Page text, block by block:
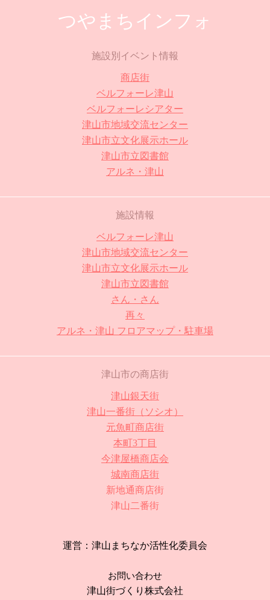
つやまちインフォ
施設別イベント情報
商店街
ベルフォーレ津山
ベルフォーレシアター
津山市地域交流センター
津山市立文化展示ホール
津山市立図書館
アルネ・津山
施設情報
ベルフォーレ津山
津山市地域交流センター
津山市立文化展示ホール
津山市立図書館
さん・さん
再々
アルネ・津山 フロアマップ・駐車場
津山市の商店街
津山銀天街
津山一番街（ソシオ）
元魚町商店街
本町3丁目
今津屋橋商店会
城南商店街
新地通商店街
津山二番街
運営：津山まちなか活性化委員会
お問い合わせ
津山街づくり株式会社